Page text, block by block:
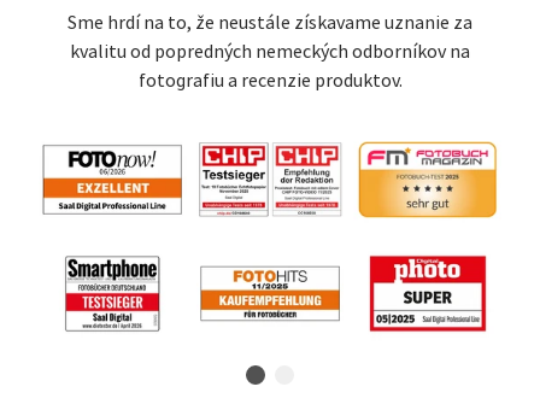
Sme hrdí na to, že neustále získavame uznanie za
kvalitu od popredných nemeckých odborníkov na
fotografiu a recenzie produktov.